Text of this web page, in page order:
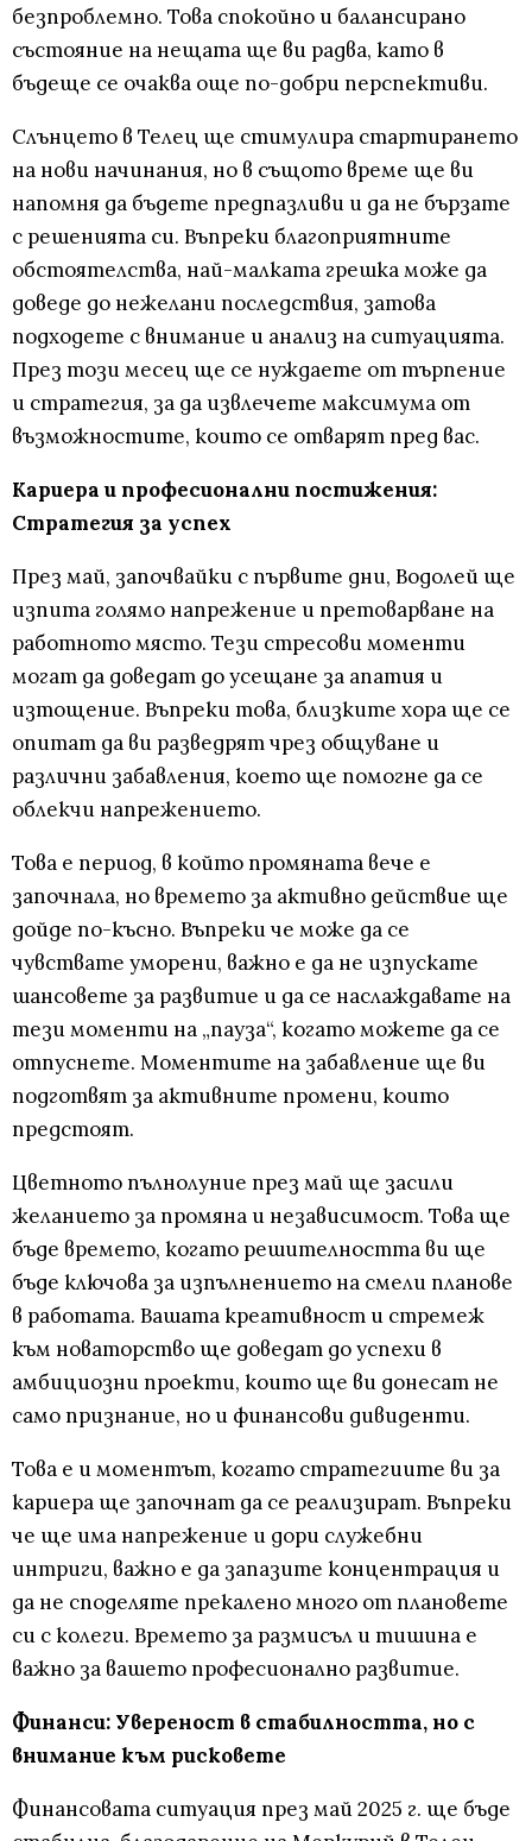
безпроблемно. Това спокойно и балансирано
състояние на нещата ще ви радва, като в
бъдеще се очаква още по-добри перспективи.
Слънцето в Телец ще стимулира стартирането
на нови начинания, но в същото време ще ви
напомня да бъдете предпазливи и да не бързате
с решенията си. Въпреки благоприятните
обстоятелства, най-малката грешка може да
доведе до нежелани последствия, затова
подходете с внимание и анализ на ситуацията.
През този месец ще се нуждаете от търпение
и стратегия, за да извлечете максимума от
възможностите, които се отварят пред вас.
Кариера и професионални постижения:
Стратегия за успех
През май, започвайки с първите дни, Водолей ще
изпита голямо напрежение и претоварване на
работното място. Тези стресови моменти
могат да доведат до усещане за апатия и
изтощение. Въпреки това, близките хора ще се
опитат да ви разведрят чрез общуване и
различни забавления, което ще помогне да се
облекчи напрежението.
Това е период, в който промяната вече е
започнала, но времето за активно действие ще
дойде по-късно. Въпреки че може да се
чувствате уморени, важно е да не изпускате
шансовете за развитие и да се наслаждавате на
тези моменти на „пауза“, когато можете да се
отпуснете. Моментите на забавление ще ви
подготвят за активните промени, които
предстоят.
Цветното пълнолуние през май ще засили
желанието за промяна и независимост. Това ще
бъде времето, когато решителността ви ще
бъде ключова за изпълнението на смели планове
в работата. Вашата креативност и стремеж
към новаторство ще доведат до успехи в
амбициозни проекти, които ще ви донесат не
само признание, но и финансови дивиденти.
Това е и моментът, когато стратегиите ви за
кариера ще започнат да се реализират. Въпреки
че ще има напрежение и дори служебни
интриги, важно е да запазите концентрация и
да не споделяте прекалено много от плановете
си с колеги. Времето за размисъл и тишина е
важно за вашето професионално развитие.
Финанси: Увереност в стабилността, но с
внимание към рисковете
Финансовата ситуация през май 2025 г. ще бъде